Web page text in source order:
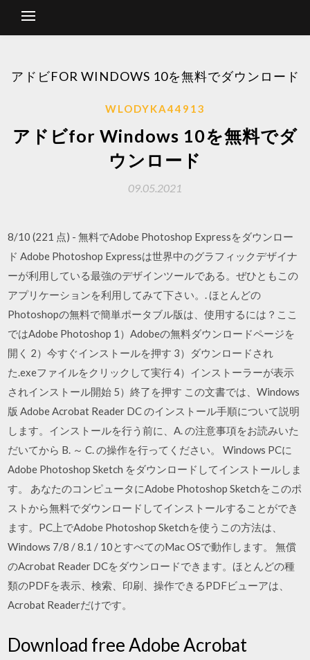
アドビFOR WINDOWS 10を無料でダウンロード
WLODYKA44913
アドビfor Windows 10を無料でダ
ウンロード
09.05.2021
8/10 (221 点) - 無料でAdobe Photoshop Expressをダウンロー
ド Adobe Photoshop Expressは世界中のグラフィックデザイナ
ーが利用している最強のデザインツールである。ぜひともこの
アプリケーションを利用してみて下さい。. ほとんどの
Photoshopの無料で簡単ポータブル版は、使用するには？ここ
ではAdobe Photoshop 1）Adobeの無料ダウンロードページを
開く 2）今すぐインストールを押す 3）ダウンロードされ
た.exeファイルをクリックして実行 4）インストーラーが表示
されインストール開始 5）終了を押す この文書では、Windows
版 Adobe Acrobat Reader DC のインストール手順について説明
します。インストールを行う前に、A. の注意事項をお読みいた
だいてから B. ～ C. の操作を行ってください。 Windows PCに
Adobe Photoshop Sketch をダウンロードしてインストールしま
す。 あなたのコンピュータにAdobe Photoshop Sketchをこのポ
ストから無料でダウンロードしてインストールすることができ
ます。PC上でAdobe Photoshop Sketchを使うこの方法は、
Windows 7/8 / 8.1 / 10とすべてのMac OSで動作します。 無償
のAcrobat Reader DCをダウンロードできます。ほとんどの種
類のPDFを表示、検索、印刷、操作できるPDFビューアは、
Acrobat Readerだけです。
Download free Adobe Acrobat